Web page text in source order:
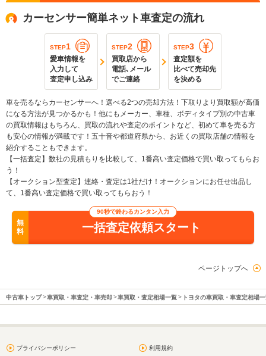
カーセンサー簡単ネット車査定の流れ
STEP1
愛車情報を
入力して
査定申し込み
STEP2
買取店から
電話､メール
でご連絡
STEP3
査定額を
比べて売却先
を決める
車を売るならカーセンサーへ！選べる2つの売却方法！下取りより買取額が高価
になる方法が見つかるかも！他にもメーカー、車種、ボディタイプ別の中古車
の買取情報はもちろん、買取の流れや査定のポイントなど、初めて車を売る方
も安心の情報が満載です！五十音や都道府県から、お近くの買取店舗の情報を
紹介することもできます。
【一括査定】数社の見積もりを比較して、1番高い査定価格で買い取ってもらお
う！
【オークション型査定】連絡・査定は1社だけ！オークションにお任せ出品し
て、1番高い査定価格で買い取ってもらおう！
無
料
90秒で終わるカンタン入力
一括査定依頼スタート
ページトップへ
中古車トップ 車買取・車査定・車売却 車買取・査定相場一覧 トヨタの車買取・車査定相場
プライバシーポリシー 利用規約